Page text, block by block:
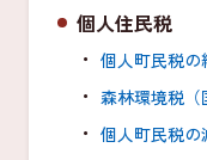
個人住民税
個人町民税の
森林環境税（
個人町民税の